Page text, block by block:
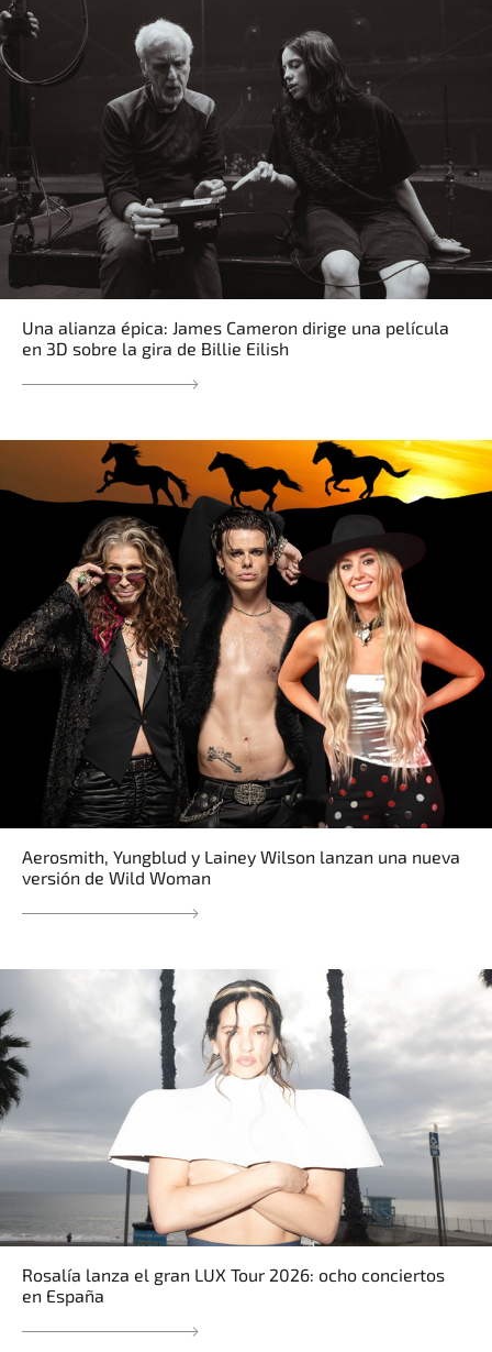
Una alianza épica: James Cameron dirige una película
en 3D sobre la gira de Billie Eilish
Aerosmith, Yungblud y Lainey Wilson lanzan una nueva
versión de Wild Woman
Rosalía lanza el gran LUX Tour 2026: ocho conciertos
en España